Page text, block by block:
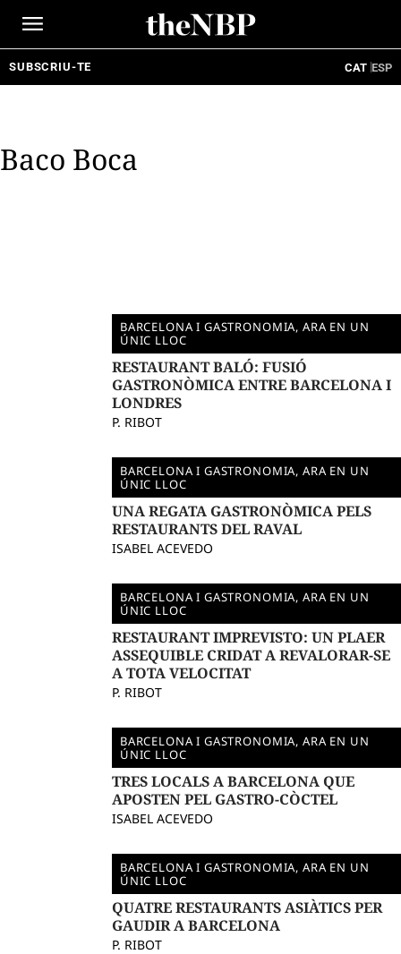
SUBSCRIU-TE CAT ESP
Baco Boca
BARCELONA I GASTRONOMIA, ARA EN UN
ÚNIC LLOC
RESTAURANT BALÓ: FUSIÓ
GASTRONÒMICA ENTRE BARCELONA I
LONDRES
P. RIBOT
BARCELONA I GASTRONOMIA, ARA EN UN
ÚNIC LLOC
UNA REGATA GASTRONÒMICA PELS
RESTAURANTS DEL RAVAL
ISABEL ACEVEDO
BARCELONA I GASTRONOMIA, ARA EN UN
ÚNIC LLOC
RESTAURANT IMPREVISTO: UN PLAER
ASSEQUIBLE CRIDAT A REVALORAR-SE
A TOTA VELOCITAT
P. RIBOT
BARCELONA I GASTRONOMIA, ARA EN UN
ÚNIC LLOC
TRES LOCALS A BARCELONA QUE
APOSTEN PEL GASTRO-CÒCTEL
ISABEL ACEVEDO
BARCELONA I GASTRONOMIA, ARA EN UN
ÚNIC LLOC
QUATRE RESTAURANTS ASIÀTICS PER
GAUDIR A BARCELONA
P. RIBOT